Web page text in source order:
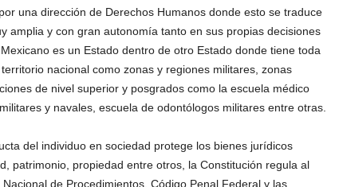
una dirección de Derechos Humanos donde esto se traduce
amplia y con gran autonomía tanto en sus propias decisiones
es un Estado dentro de otro Estado donde tiene toda
nacional como zonas y regiones militares, zonas
de nivel superior y posgrados como la escuela médico
y navales, escuela de odontólogos militares entre otras.
del individuo en sociedad protege los bienes jurídicos
patrimonio, propiedad entre otros, la Constitución regula al
de Procedimientos, Código Penal Federal y las